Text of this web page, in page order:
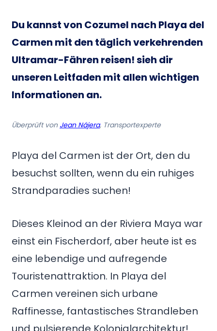
Du kannst von Cozumel nach Playa del
Carmen mit den täglich verkehrenden
Ultramar-Fähren reisen! sieh dir
unseren Leitfaden mit allen wichtigen
Informationen an.
Überprüft von Jean Nájera, Transportexperte
Playa del Carmen ist der Ort, den du
besuchst sollten, wenn du ein ruhiges
Strandparadies suchen!
Dieses Kleinod an der Riviera Maya war
einst ein Fischerdorf, aber heute ist es
eine lebendige und aufregende
Touristenattraktion. In Playa del
Carmen vereinen sich urbane
Raffinesse, fantastisches Strandleben